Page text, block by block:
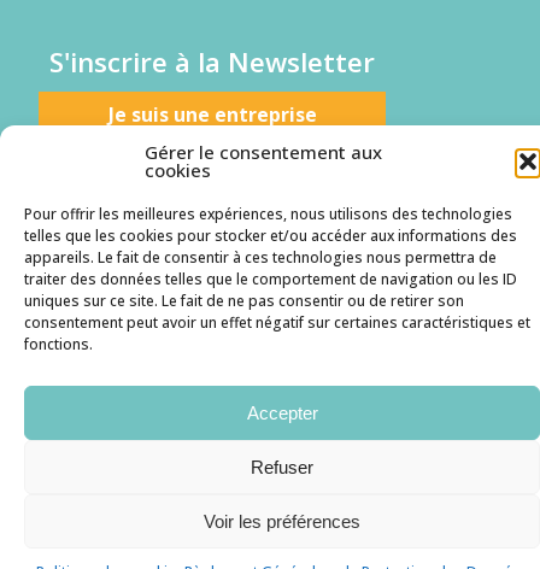
Gérer le consentement aux
cookies
Pour offrir les meilleures expériences, nous utilisons des technologies
telles que les cookies pour stocker et/ou accéder aux informations des
appareils. Le fait de consentir à ces technologies nous permettra de
traiter des données telles que le comportement de navigation ou les ID
uniques sur ce site. Le fait de ne pas consentir ou de retirer son
consentement peut avoir un effet négatif sur certaines caractéristiques et
fonctions.
Accepter
Refuser
Voir les préférences
S'inscrire à la Newsletter
Je suis une entreprise
Je suis un candidat
Mentions légales Politique des cookies RGPD